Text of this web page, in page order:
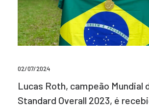
02/07/2024
Lucas Roth, campeão Mundial
Standard Overall 2023, é